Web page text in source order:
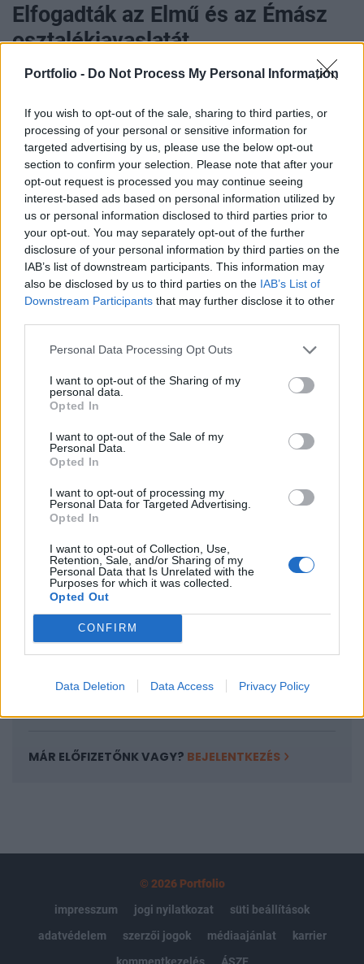
Portfolio - Do Not Process My Personal Information
If you wish to opt-out of the sale, sharing to third parties, or
processing of your personal or sensitive information for
targeted advertising by us, please use the below opt-out
section to confirm your selection. Please note that after your
opt-out request is processed you may continue seeing
interest-based ads based on personal information utilized by
us or personal information disclosed to third parties prior to
your opt-out. You may separately opt-out of the further
disclosure of your personal information by third parties on the
IAB’s list of downstream participants. This information may
also be disclosed by us to third parties on the IAB’s List of
Downstream Participants that may further disclose it to other
Personal Data Processing Opt Outs
I want to opt-out of the Sharing of my
personal data.
Opted In
I want to opt-out of the Sale of my
Personal Data.
Opted In
I want to opt-out of processing my
Personal Data for Targeted Advertising.
Opted In
I want to opt-out of Collection, Use,
Retention, Sale, and/or Sharing of my
Personal Data that Is Unrelated with the
Purposes for which it was collected.
Opted Out
CONFIRM
Data Deletion Data Access Privacy Policy
Elfogadták az Elmű és az Émász
osztalékjavaslatát
MTI
Az Elmű részvényesei jóváhagyták az igazgatóság
részvényenként 1500 forintos, az Émász
részvényesei pedig az igazgatóság
részvényenként 1400 forintos osztalékjavaslatát a
hétfőn megtartott közgyűléseken - olvasható a
Budapesti Értéktőzsde honlapján. Az
osztalékfizetés kezdő napja mindkét társaság
esetében május 10.
Az azonos tulajdonosi körhöz tartozó társaságok közül az
Észak-magyarországi Áramszolgáltató (Émász) Nyrt.
4,363 milliárd forint adózott eredménnyel fogadta el a
2016-os éves beszámolót. Az adózott eredmény az
részvényenként 1400 forintot - osztalékként...
KEDVES OLVASÓNK!
A keresett cikk a portfolio.hu hírarchívumához
tartozik, melynek olvasása előfizetéses
regisztrációhoz kötött.
Az előfizetés a következőket tartalmazza:
Portfolio.hu teljes cikkarchívum
Kötéslisták: BÉT elmúlt 2 év napon belüli
kötéslistái
MÁR ELŐFIZETŐNK VAGY? BEJELENTKEZÉS
© 2026 Portfolio
impresszum
jogi nyilatkozat
süti beállítások
adatvédelem
szerzői jogok médiaajánlat
karrier
kommentkezelés
ÁSZF